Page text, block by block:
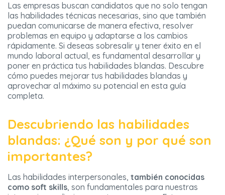
Las empresas buscan candidatos que no solo tengan
las habilidades técnicas necesarias, sino que también
puedan comunicarse de manera efectiva, resolver
problemas en equipo y adaptarse a los cambios
rápidamente. Si deseas sobresalir y tener éxito en el
mundo laboral actual, es fundamental desarrollar y
poner en práctica tus habilidades blandas. Descubre
cómo puedes mejorar tus habilidades blandas y
aprovechar al máximo su potencial en esta guía
completa.
Descubriendo las habilidades
blandas: ¿Qué son y por qué son
importantes?
Las habilidades interpersonales, también conocidas
como soft skills, son fundamentales para nuestras